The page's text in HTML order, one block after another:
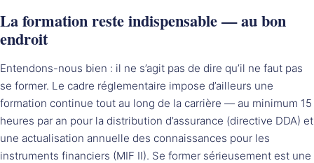
La formation reste indispensable — au bon
endroit
Entendons-nous bien : il ne s’agit pas de dire qu’il ne faut pas
se former. Le cadre réglementaire impose d’ailleurs une
formation continue tout au long de la carrière — au minimum 15
heures par an pour la distribution d’assurance (directive DDA) et
une actualisation annuelle des connaissances pour les
instruments financiers (MIF II). Se former sérieusement est une